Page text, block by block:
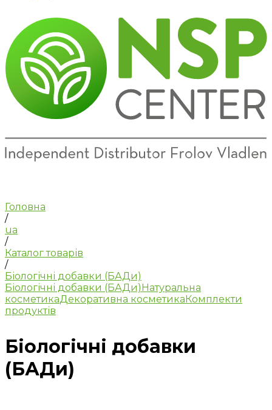
Головна
/
ua
/
Каталог товарів
/
Біологічні добавки (БАДи)
Біологічні добавки (БАДи) Натуральна
косметикаДекоративна косметика Комплекти
продуктів
Біологічні добавки
(БАДи)